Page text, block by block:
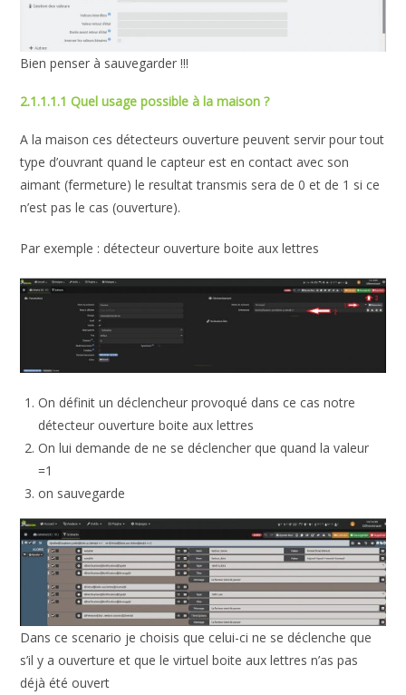
Bien penser à sauvegarder !!!
2.1.1.1.1 Quel usage possible à la maison ?
A la maison ces détecteurs ouverture peuvent servir pour tout
type d’ouvrant quand le capteur est en contact avec son
aimant (fermeture) le resultat transmis sera de 0 et de 1 si ce
n’est pas le cas (ouverture).
Par exemple : détecteur ouverture boite aux lettres
On définit un déclencheur provoqué dans ce cas notre
détecteur ouverture boite aux lettres
On lui demande de ne se déclencher que quand la valeur
=1
on sauvegarde
Dans ce scenario je choisis que celui-ci ne se déclenche que
s’il y a ouverture et que le virtuel boite aux lettres n’as pas
déjà été ouvert